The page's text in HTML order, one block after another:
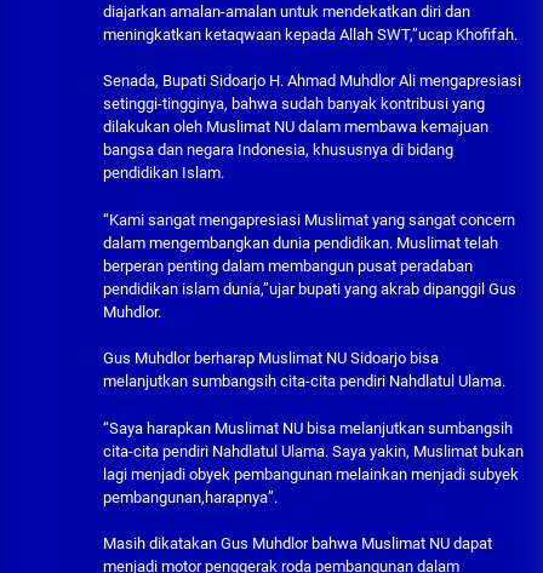
diajarkan amalan-amalan untuk mendekatkan diri dan
meningkatkan ketaqwaan kepada Allah SWT,”ucap Khofifah.
Senada, Bupati Sidoarjo H. Ahmad Muhdlor Ali mengapresiasi
setinggi-tingginya, bahwa sudah banyak kontribusi yang
dilakukan oleh Muslimat NU dalam membawa kemajuan
bangsa dan negara Indonesia, khususnya di bidang
pendidikan Islam.
“Kami sangat mengapresiasi Muslimat yang sangat concern
dalam mengembangkan dunia pendidikan. Muslimat telah
berperan penting dalam membangun pusat peradaban
pendidikan islam dunia,”ujar bupati yang akrab dipanggil Gus
Muhdlor.
Gus Muhdlor berharap Muslimat NU Sidoarjo bisa
melanjutkan sumbangsih cita-cita pendiri Nahdlatul Ulama.
“Saya harapkan Muslimat NU bisa melanjutkan sumbangsih
cita-cita pendiri Nahdlatul Ulama. Saya yakin, Muslimat bukan
lagi menjadi obyek pembangunan melainkan menjadi subyek
pembangunan,harapnya”.
Masih dikatakan Gus Muhdlor bahwa Muslimat NU dapat
menjadi motor penggerak roda pembangunan dalam